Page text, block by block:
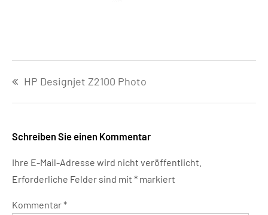
HP Designjet Z2100 Photo
Schreiben Sie einen Kommentar
Ihre E-Mail-Adresse wird nicht veröffentlicht.
Erforderliche Felder sind mit * markiert
Kommentar*